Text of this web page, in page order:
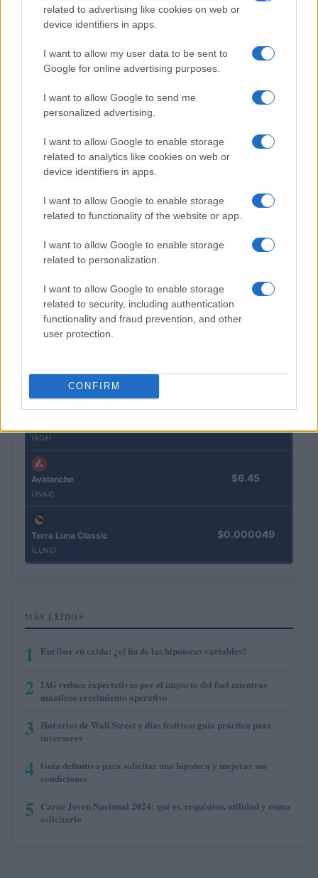
related to advertising like cookies on web or
device identifiers in apps.
I want to allow my user data to be sent to
Google for online advertising purposes.
I want to allow Google to send me
personalized advertising.
I want to allow Google to enable storage
related to analytics like cookies on web or
device identifiers in apps.
I want to allow Google to enable storage
related to functionality of the website or app.
I want to allow Google to enable storage
related to personalization.
I want to allow Google to enable storage
related to security, including authentication
functionality and fraud prevention, and other
user protection.
CONFIRM
Marta Ruiz · 5 Ago 2026
COTIZACIONES CRYPTO
Nombre Precio
Bitcoin
(BTC)
$64,809.00
Ethereum
(ETH)
$1,912.45
$589.97
$1.04
(ADA)
Avalanche
(AVAX)
$6.45
Terra Luna Classic
(LUNC)
$0.000049
MÁS LEÍDOS
1 Euríbor en caída: ¿el fin de las hipotecas variables?
2 IAG reduce expectativas por el impacto del fuel mientras
mantiene crecimiento operativo
3 Horarios de Wall Street y días festivos: guía práctica para
inversores
4 Guía definitiva para solicitar una hipoteca y mejorar sus
condiciones
5 Carné Joven Nacional 2024: qué es, requisitos, utilidad y cómo
solicitarlo